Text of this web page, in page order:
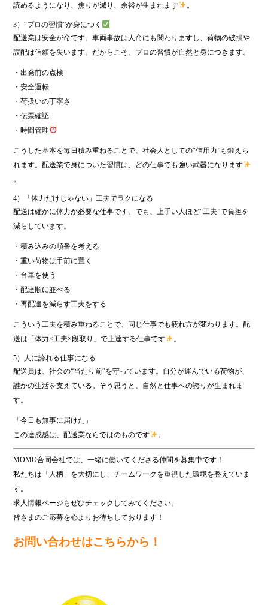
読めるようになり、焦りが減り、余裕が生まれます
。
3）“プロの習慣”が身につく
配送業は安全が命です。車両事故は人命にも関わりますし、荷物の破損や
誤配は信頼を失います。だからこそ、プロの習慣が自然と身につきます。
・出発前の点検
・安全運転
・荷扱いの丁寧さ
・伝票確認
・時間管理
こうした基本を毎日積み重ねることで、社会人としての“信用力”も鍛えら
れます。配送業で身についた習慣は、どの仕事でも強い武器になります
。
4）「体力だけじゃない」工夫でラクになる
配送は確かに体力が必要な仕事です。でも、上手い人ほど“工夫”で負担を
減らしています。
・積み込みの順番を考える
・重い荷物は手前に置く
・台車を使う
・配達順に並べる
・再配達を減らす工夫をする
こういう工夫を積み重ねることで、同じ仕事でも疲れ方が変わります。配
送は「体力×工夫×段取り」で上達する仕事です
。
5）人に誇れる仕事になる
配送員は、社会の“当たり前”を守っています。自分が運んでいる荷物が、
誰かの生活を支えている。そう思うと、自然と仕事への誇りが生まれま
す。
「今日も無事に届けた」
この達成感は、配送業ならではのものです
。
MOMO合同会社では、一緒に働いてくださる仲間を募集中です！
私たちは「人柄」を大切にし、チームワークを重視した環境を整えていま
す。
求人情報ページもぜひチェックしてみてください。
皆さまのご応募を心よりお待ちしております！
お問い合わせはこちらから！